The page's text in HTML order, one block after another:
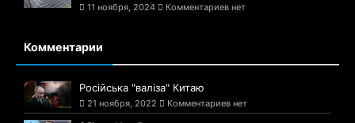
11 ноября, 2024 Комментариев нет
Комментарии
Російська "валіза" Китаю
21 ноября, 2022 Комментариев нет